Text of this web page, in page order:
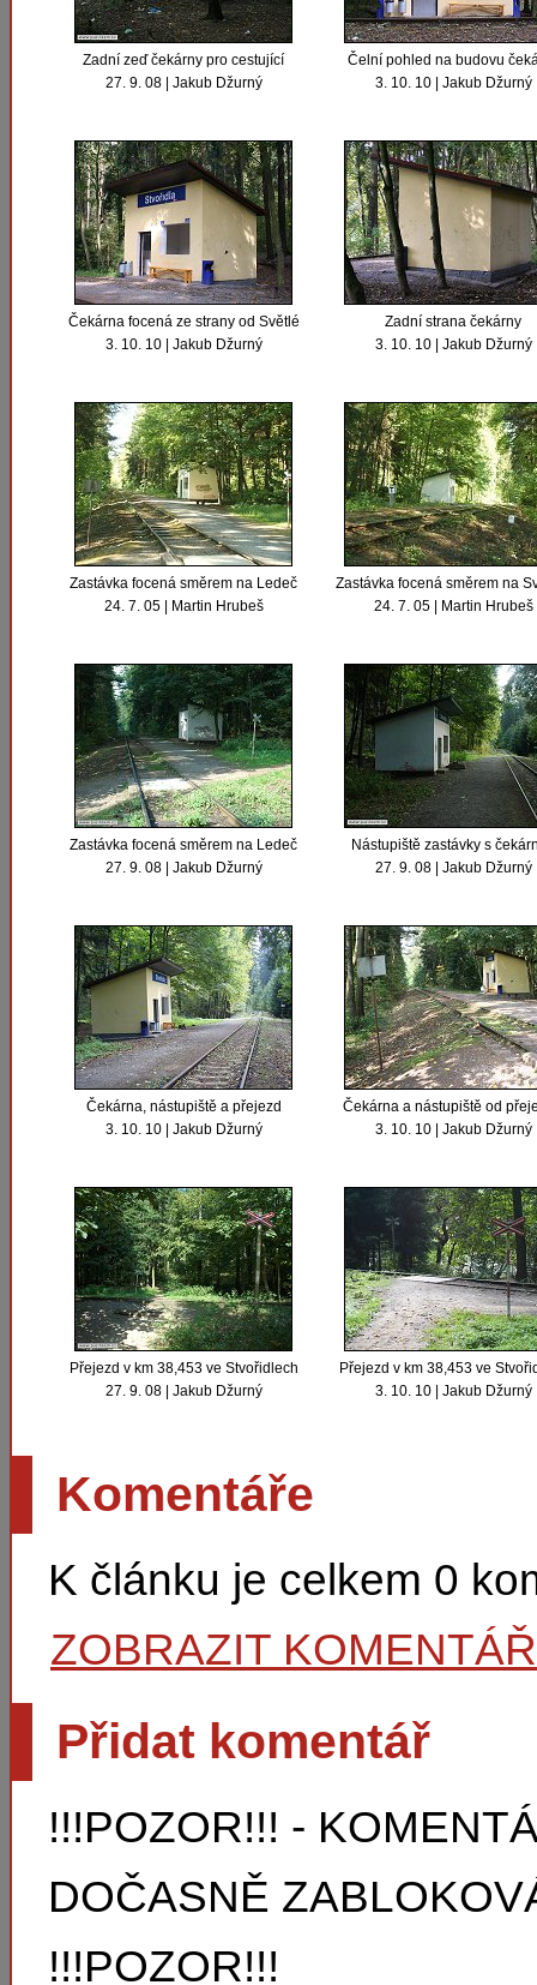
Zadní zeď čekárny pro cestující
27. 9. 08 | Jakub Džurný
Čelní pohled na budovu
3. 10. 10 | Jakub Džurný
Čekárna focená ze strany od Světlé
3. 10. 10 | Jakub Džurný
Zadní strana čekárny
3. 10. 10 | Jakub Džurný
Zastávka focená směrem na Ledeč
24. 7. 05 | Martin Hrubeš
Zastávka focená směrem na
24. 7. 05 | Martin Hrubeš
Zastávka focená směrem na Ledeč
27. 9. 08 | Jakub Džurný
Nástupiště zastávky s
27. 9. 08 | Jakub Džurný
Čekárna, nástupiště a přejezd
3. 10. 10 | Jakub Džurný
Čekárna a nástupiště od
3. 10. 10 | Jakub Džurný
Přejezd v km 38,453 ve Stvořidlech
27. 9. 08 | Jakub Džurný
Přejezd v km 38,453 ve
3. 10. 10 | Jakub Džurný
Komentáře
K článku je celkem 0
ZOBRAZIT
Přidat komentář
!!!POZOR!!! -
DOČASNĚ
!!!POZOR!!!